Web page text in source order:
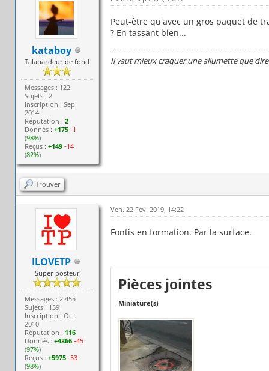
kataboy
Talabardeur de fond
Messages : 122
Sujets : 2
Inscription : Sep
2014
Réputation :2
Donnés :+175 -1
(98%)
Reçus :+149 -14
(82%)
Peut-être qu'avec un gros paquet de
? En tassant bien...
Il vaut mieux craquer une allumette que
Trouver
ILOVETP
Super posteur
Messages : 2 455
Sujets : 139
Inscription : Oct.
2010
Réputation : 116
Donnés :+4366 -45
(97%)
Reçus :+5975 -53
(98%)
Ven. 22 Fév. 2019, 14:22
Fontis en formation. Par la surface.
Pièces jointes
Miniature(s)